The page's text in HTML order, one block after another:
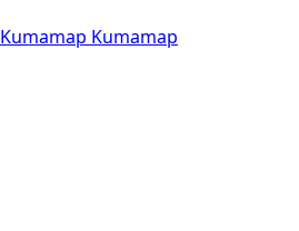
Kumamap Kumamap